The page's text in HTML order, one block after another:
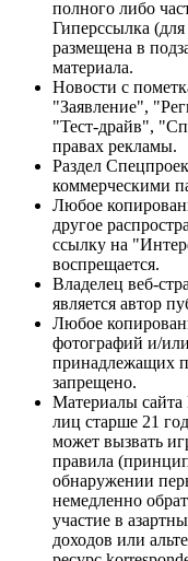
полного либо
Гиперссылка
размещена в
материала.
Новости с
"Заявление",
"Тест-драйв",
правах рекламы.
Раздел
коммерческими
Любое
другое
ссылку на
воспрещается.
Владелец веб-
является автор
Любое
фотографий и/
принадлежащих
запрещено.
Материалы сайта
лиц старше 21
может вызвать
правила
обнаружении
немедленно
участие в
доходов или